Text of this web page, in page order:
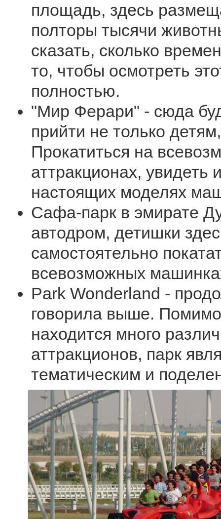
площадь, здесь
полторы тысячи
сказать, сколько
то, чтобы осмотреть
полностью.
"Мир Ферари" - сюда
прийти не только
Прокатиться на
аттракционах, увидеть
настоящих моделях
Сафа-парк в эмирате
автодром, детишки
самостоятельно
всевозможных
Park Wonderland -
говорила выше. Помимо
находится много
аттракционов, парк
тематическим и